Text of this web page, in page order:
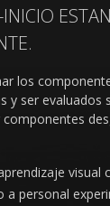
los
y ser evaluados
visual
a personal
(detalle)